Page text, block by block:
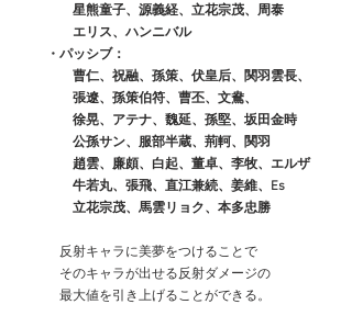
星熊童子、源義経、立花宗茂、周泰
エリス、ハンニバル
・パッシブ：
曹仁、祝融、孫策、伏皇后、関羽雲長、
張遼、孫策伯符、曹丕、文鴦、
徐晃、アテナ、魏延、孫堅、坂田金時
公孫サン、服部半蔵、荊軻、関羽
趙雲、廉頗、白起、董卓、李牧、エルザ
牛若丸、張飛、直江兼続、姜維、Es
立花宗茂、馬雲リョク、本多忠勝
反射キャラに美夢をつけることで
そのキャラが出せる反射ダメージの
最大値を引き上げることができる。